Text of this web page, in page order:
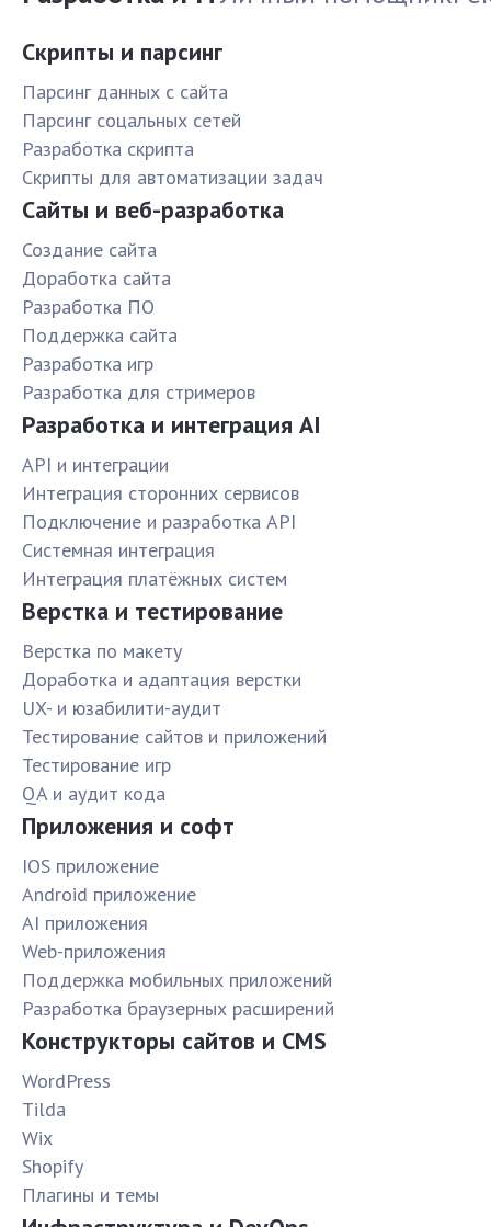
Скрипты и парсинг
Парсинг данных с сайта
Парсинг соцальных сетей
Разработка скрипта
Скрипты для автоматизации задач
Сайты и веб-разработка
Создание сайта
Доработка сайта
Разработка ПО
Поддержка сайта
Разработка игр
Разработка для стримеров
Разработка и интеграция AI
API и интеграции
Интеграция сторонних сервисов
Подключение и разработка API
Системная интеграция
Интеграция платёжных систем
Верстка и тестирование
Верстка по макету
Доработка и адаптация верстки
UX- и юзабилити-аудит
Тестирование сайтов и приложений
Тестирование игр
QA и аудит кода
Приложения и софт
IOS приложение
Android приложение
AI приложения
Web-приложения
Поддержка мобильных приложений
Разработка браузерных расширений
Конструкторы сайтов и CMS
WordPress
Tilda
Wix
Shopify
Плагины и темы